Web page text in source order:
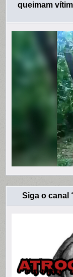
queimam
Siga o canal